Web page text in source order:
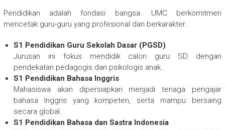
Pendidikan adalah fondasi bangsa. UMC berkomitmen
mencetak guru-guru yang profesional dan berkarakter.
S1 Pendidikan Guru Sekolah Dasar (PGSD)
Jurusan ini fokus mendidik calon guru SD dengan
pendekatan pedagogis dan psikologis anak.
S1 Pendidikan Bahasa Inggris
Mahasiswa akan dipersiapkan menjadi tenaga pengajar
bahasa Inggris yang kompeten, serta mampu bersaing
secara global.
S1 Pendidikan Bahasa dan Sastra Indonesia